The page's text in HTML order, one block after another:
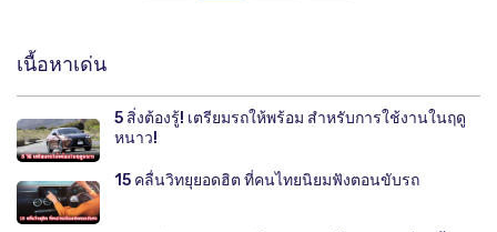
เนื้อหาเด่น
5 สิ่งต้องรู้! เตรียมรถให้พร้อม สำหรับการใช้งานในฤดู
หนาว!
15 คลื่นวิทยุยอดฮิต ที่คนไทยนิยมฟังตอนขับรถ